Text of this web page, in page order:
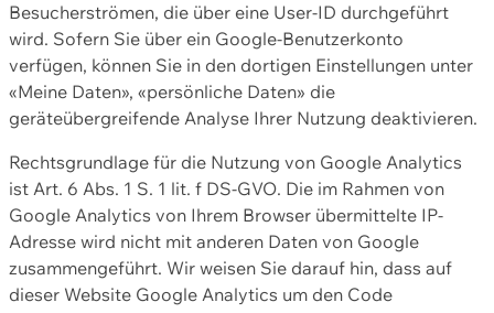
Besucherströmen, die über eine User-ID durchgeführt
wird. Sofern Sie über ein Google-Benutzerkonto
verfügen, können Sie in den dortigen Einstellungen unter
«Meine Daten», «persönliche Daten» die
geräteübergreifende Analyse Ihrer Nutzung deaktivieren.
Rechtsgrundlage für die Nutzung von Google Analytics
ist Art. 6 Abs. 1 S. 1 lit. f DS-GVO. Die im Rahmen von
Google Analytics von Ihrem Browser übermittelte IP-
Adresse wird nicht mit anderen Daten von Google
zusammengeführt. Wir weisen Sie darauf hin, dass auf
dieser Website Google Analytics um den Code